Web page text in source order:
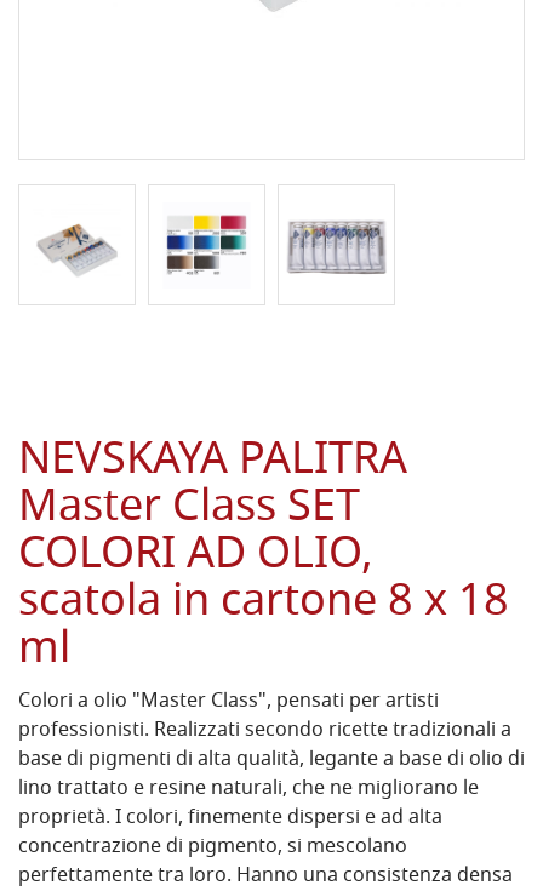
NEVSKAYA PALITRA
Master Class SET
COLORI AD OLIO,
scatola in cartone 8 x 18
ml
Colori a olio "Master Class", pensati per artisti
professionisti. Realizzati secondo ricette tradizionali a
base di pigmenti di alta qualità, legante a base di olio di
lino trattato e resine naturali, che ne migliorano le
proprietà. I ​​colori, finemente dispersi e ad alta
concentrazione di pigmento, si mescolano
perfettamente tra loro. Hanno una consistenza densa